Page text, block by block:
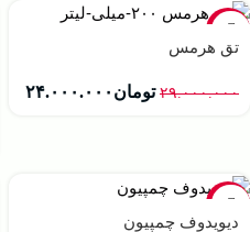
تق هرمس
۲۹.۰۰۰.۰۰۰ تومان ۲۴.۰۰۰.۰۰۰
-22%
دیویدوف چمپیون